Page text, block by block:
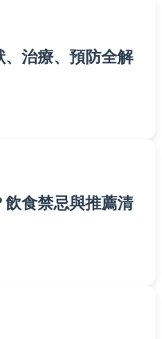
治療、預防全解
食禁忌與推薦清